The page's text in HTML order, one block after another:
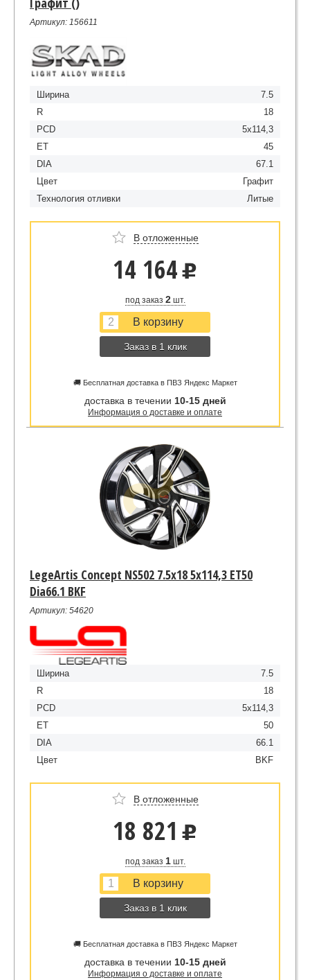
Артикул: 156611
Ширина
7.5
R
18
PCD
5x114,3
ET
45
DIA
67.1
Цвет
Графит
Технология отливки
Литые
В отложенные
14 164 u
под заказ 2шт.
Заказ в 1 клик
🚚 Бесплатная доставка в ПВЗ Яндекс Маркет
доставка в течении 10-15 дней
Информация о доставке и оплате
LegeArtis Concept NS502 7.5x18 5x114,3 ET50
Dia66.1 BKF
Артикул: 54620
Ширина
7.5
R
18
PCD
5x114,3
ET
50
DIA
66.1
Цвет
BKF
В отложенные
18 821 u
под заказ 1шт.
Заказ в 1 клик
🚚 Бесплатная доставка в ПВЗ Яндекс Маркет
доставка в течении 10-15 дней
Информация о доставке и оплате